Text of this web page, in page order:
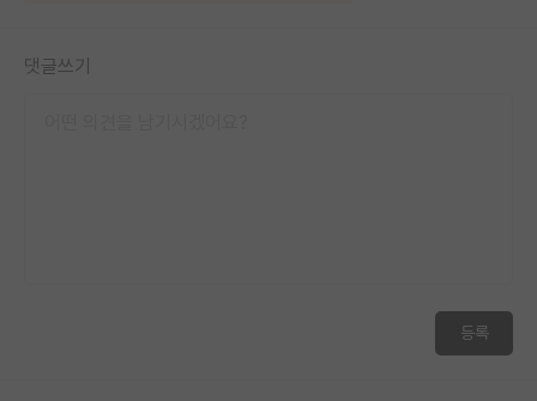
댓글쓰기
등록